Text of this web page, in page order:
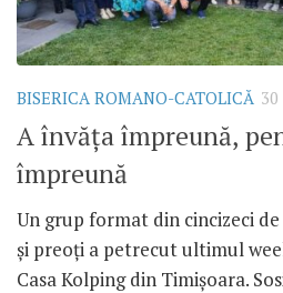
BISERICA ROMANO-CATOLICĂ
A învăța împreună,
împreună
Un grup format din cincizeci
și preoți a petrecut ultimul
Casa Kolping din Timișoara.